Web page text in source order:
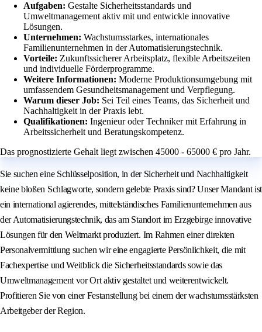
Aufgaben: Gestalte Sicherheitsstandards und
Umweltmanagement aktiv mit und entwickle innovative
Lösungen.
Unternehmen: Wachstumsstarkes, internationales
Familienunternehmen in der Automatisierungstechnik.
Vorteile: Zukunftssicherer Arbeitsplatz, flexible Arbeitszeiten
und individuelle Förderprogramme.
Weitere Informationen: Moderne Produktionsumgebung mit
umfassendem Gesundheitsmanagement und Verpflegung.
Warum dieser Job: Sei Teil eines Teams, das Sicherheit und
Nachhaltigkeit in der Praxis lebt.
Qualifikationen: Ingenieur oder Techniker mit Erfahrung in
Arbeitssicherheit und Beratungskompetenz.
Das prognostizierte Gehalt liegt zwischen 45000 - 65000 € pro Jahr.
Sie suchen eine Schlüsselposition, in der Sicherheit und Nachhaltigkeit
keine bloßen Schlagworte, sondern gelebte Praxis sind? Unser Mandant ist
ein international agierendes, mittelständisches Familienunternehmen aus
der Automatisierungstechnik, das am Standort im Erzgebirge innovative
Lösungen für den Weltmarkt produziert. Im Rahmen einer direkten
Personalvermittlung suchen wir eine engagierte Persönlichkeit, die mit
Fachexpertise und Weitblick die Sicherheitsstandards sowie das
Umweltmanagement vor Ort aktiv gestaltet und weiterentwickelt.
Profitieren Sie von einer Festanstellung bei einem der wachstumsstärksten
Arbeitgeber der Region.